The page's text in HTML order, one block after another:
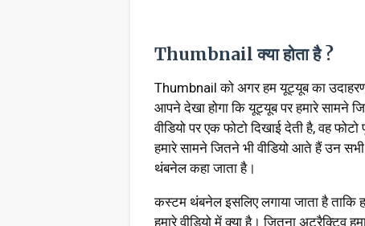
Thumbnail क्या होता है ?
Thumbnail को अगर हम यूट्यूब का
आपने देखा होगा कि यूट्यूब पर हमारे सामने
वीडियो पर एक फोटो दिखाई देती है, वह
हमारे सामने जितने भी वीडियो आते हैं उन
थंबनेल कहा जाता है।
कस्टम थंबनेल इसलिए लगाया जाता है ताकि
हमारे वीडियो में क्या है। जितना अट्रैक्टिव